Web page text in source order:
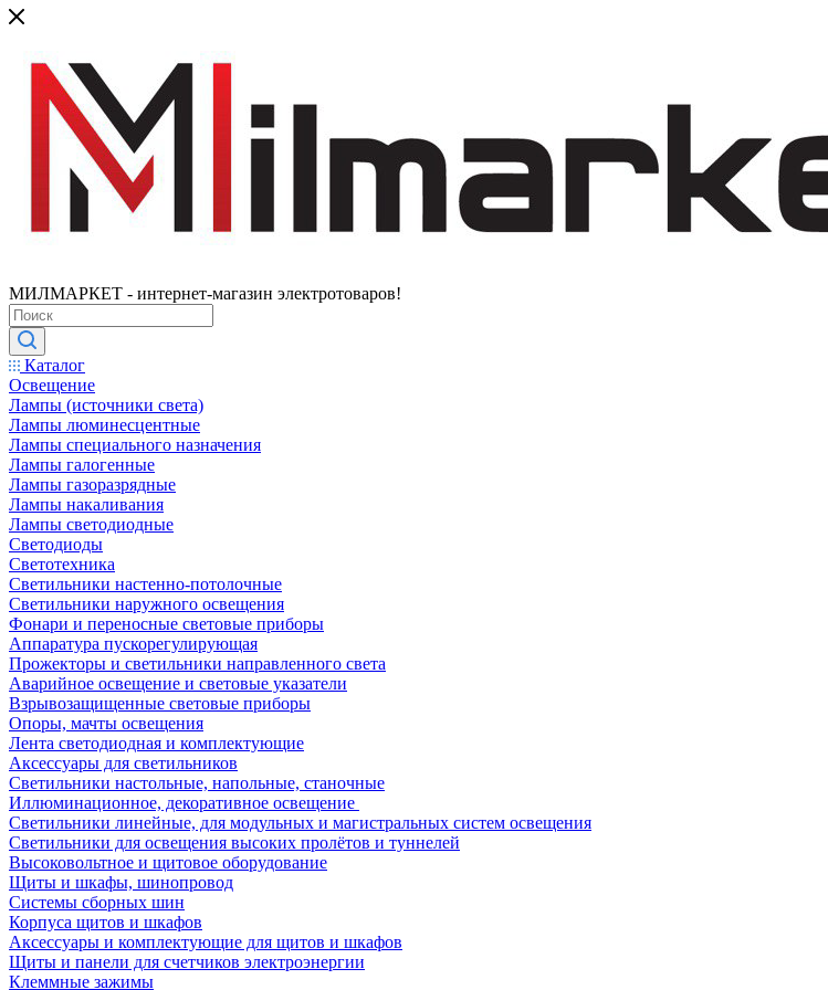
МИЛМАРКЕТ - интернет-магазин электротоваров!
Каталог
Освещение
Лампы (источники света)
Лампы люминесцентные
Лампы специального назначения
Лампы галогенные
Лампы газоразрядные
Лампы накаливания
Лампы светодиодные
Светодиоды
Светотехника
Светильники настенно-потолочные
Светильники наружного освещения
Фонари и переносные световые приборы
Аппаратура пускорегулирующая
Прожекторы и светильники направленного света
Аварийное освещение и световые указатели
Взрывозащищенные световые приборы
Опоры, мачты освещения
Лента светодиодная и комплектующие
Аксессуары для светильников
Светильники настольные, напольные, станочные
Иллюминационное, декоративное освещение
Светильники линейные, для модульных и магистральных систем освещения
Светильники для освещения высоких пролётов и туннелей
Высоковольтное и щитовое оборудование
Щиты и шкафы, шинопровод
Системы сборных шин
Корпуса щитов и шкафов
Аксессуары и комплектующие для щитов и шкафов
Щиты и панели для счетчиков электроэнергии
Клеммные зажимы